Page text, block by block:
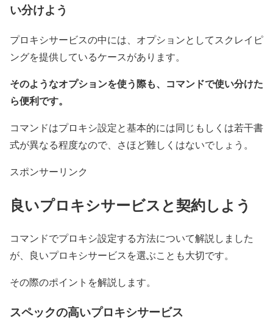
い分けよう
プロキシサービスの中には、オプションとしてスクレイピ
ングを提供しているケースがあります。
そのようなオプションを使う際も、コマンドで使い分けた
ら便利です。
コマンドはプロキシ設定と基本的には同じもしくは若干書
式が異なる程度なので、さほど難しくはないでしょう。
スポンサーリンク
良いプロキシサービスと契約しよう
コマンドでプロキシ設定する方法について解説しました
が、良いプロキシサービスを選ぶことも大切です。
その際のポイントを解説します。
スペックの高いプロキシサービス